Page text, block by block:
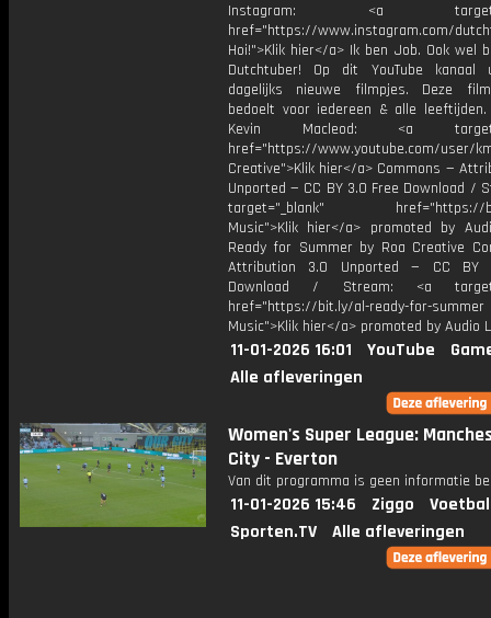
Instagram: <a
href="https://www.instagram.com/
Hoi!">Klik hier</a> Ik ben Job. Ook wel
Dutchtuber! Op dit YouTube kanaal
dagelijks nieuwe filmpjes. Deze
bedoelt voor iedereen & alle
Kevin Macleod: <a
href="https://www.youtube.com/user/
Creative">Klik hier</a> Commons —
Unported — CC BY 3.0 Free Download /
target="_blank" href="https://
Music">Klik hier</a> promoted by
Ready for Summer by Roa Creative
Attribution 3.0 Unported — CC BY
Download / Stream: <a
href="https://bit.ly/al-ready-for-summer
Music">Klik hier</a> promoted by Audio
11-01-2026 16:01 YouTube
Alle afleveringen
Women's Super League:
City - Everton
Van dit programma is geen informatie
11-01-2026 15:46 Ziggo
Sporten.TV
Alle afleveringen